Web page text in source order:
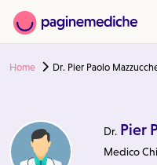
Home Dr. Pier Paolo
Dr. Pier
Medico